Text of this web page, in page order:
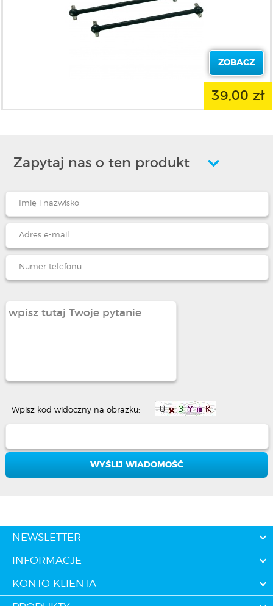
ZOBACZ
39,00 zł
Zapytaj nas o ten produkt
Wpisz kod widoczny na obrazku:
NEWSLETTER
INFORMACJE
KONTO KLIENTA